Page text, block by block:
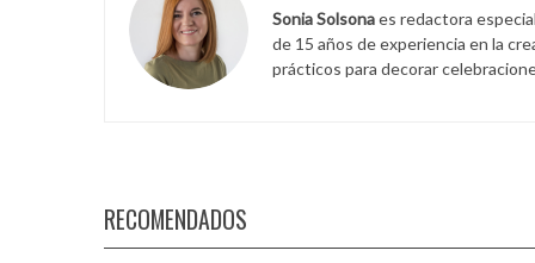
Sonia Solsonaes redactora
de 15 años de experiencia en la
prácticos para decorar
RECOMENDADOS